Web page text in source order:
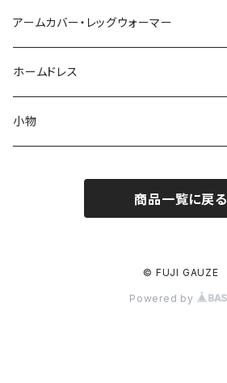
アームカバー・レッグウォーマー
アームカバー
アーム＆レッグウォーマー
ホームドレス
小物
商品一覧に戻る
© FUJI GAUZE
Powered by